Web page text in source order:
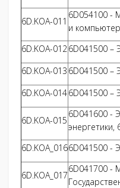
6D.KOA-011
6D054100 -
и
6D.KOA-0126D041500 –
6D.KOA-013 6D041500 –
6D.KOA-0146D041500 –
6D.KOA-015
6D041600 -
6D.KOA_0166D041500 -
6D.KOA_017
6D041700 -